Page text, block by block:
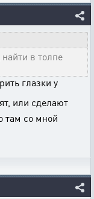
в толпе
глазки у
или сделают
там со мной